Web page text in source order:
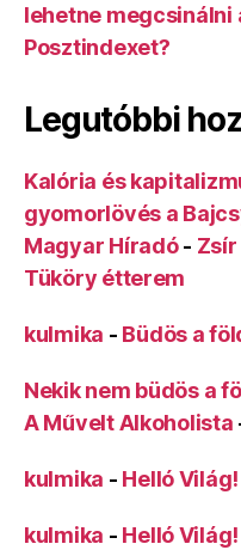
lehetne megcsinálni
Posztindexet?
Legutóbbi
Kalória és
gyomorlövés a
Magyar Híradó- Zsír
Tüköry étterem
kulmika - Büdös a
Nekik nem büdös a
A Művelt Alkoholista
kulmika - Helló Világ!
kulmika - Helló Világ!